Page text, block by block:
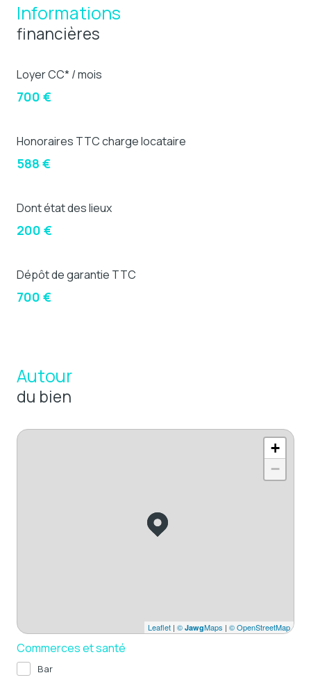
Informations
financières
Loyer CC* / mois
700 €
Honoraires TTC charge locataire
588 €
Dont état des lieux
200 €
Dépôt de garantie TTC
700 €
Autour
du bien
+
−
Leaflet | © JawgMaps | © OpenStreetMap
Commerces et santé
Bar